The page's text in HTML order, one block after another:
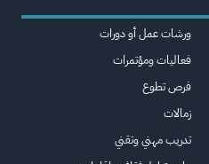
ورشات عمل أو دورات
فعاليات ومؤتمرات
فرص تطوع
زمالات
تدريب مهني وتقني